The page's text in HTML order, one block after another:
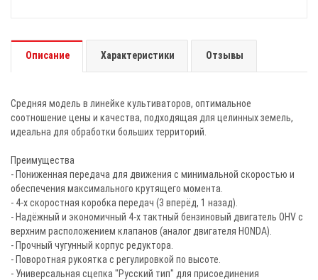
Описание Характеристики Отзывы
Средняя модель в линейке культиваторов, оптимальное
соотношение цены и качества, подходящая для целинных земель,
идеальна для обработки больших территорий.
Преимущества
- Пониженная передача для движения с минимальной скоростью и
обеспечения максимального крутящего момента.
- 4-х скоростная коробка передач (3 вперёд, 1 назад).
- Надёжный и экономичный 4-х тактный бензиновый двигатель OHV с
верхним расположением клапанов (аналог двигателя HONDA).
- Прочный чугунный корпус редуктора.
- Поворотная рукоятка с регулировкой по высоте.
- Универсальная сцепка "Русский тип" для присоединения